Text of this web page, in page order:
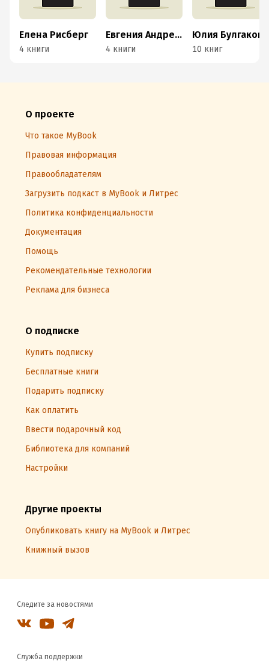
Елена Рисберг
4 книги
Евгения Андреева
4 книги
Юлия Булгакова
10 книг
О проекте
Что такое MyBook
Правовая информация
Правообладателям
Загрузить подкаст в MyBook и Литрес
Политика конфиденциальности
Документация
Помощь
Рекомендательные технологии
Реклама для бизнеса
О подписке
Купить подписку
Бесплатные книги
Подарить подписку
Как оплатить
Ввести подарочный код
Библиотека для компаний
Настройки
Другие проекты
Опубликовать книгу на MyBook и Литрес
Книжный вызов
Следите за новостями
Служба поддержки